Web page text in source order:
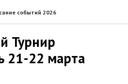
событий 2026
Турнир
21-22 марта